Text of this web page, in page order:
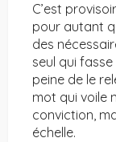
C’est
pour autant
des
seul qui
peine de le
mot qui voile
conviction,
échelle.